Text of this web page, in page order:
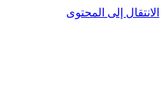
الانتقال إلى المحتوى